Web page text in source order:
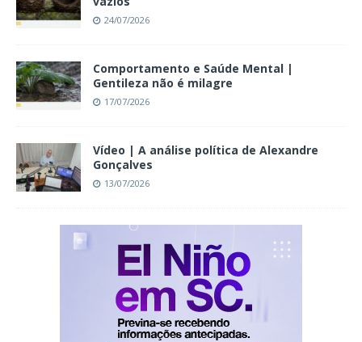
24/07/2026
Comportamento e Saúde Mental |
Gentileza não é milagre
17/07/2026
Vídeo | A análise política de Alexandre
Gonçalves
13/07/2026